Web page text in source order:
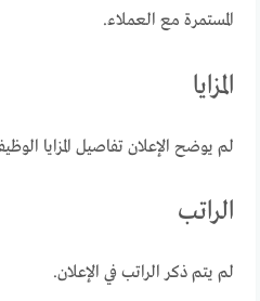
المستمرة مع العملاء.
المزايا
لم يوضح الإعلان تفاصيل المزايا
الراتب
لم يتم ذكر الراتب في الإعلان.